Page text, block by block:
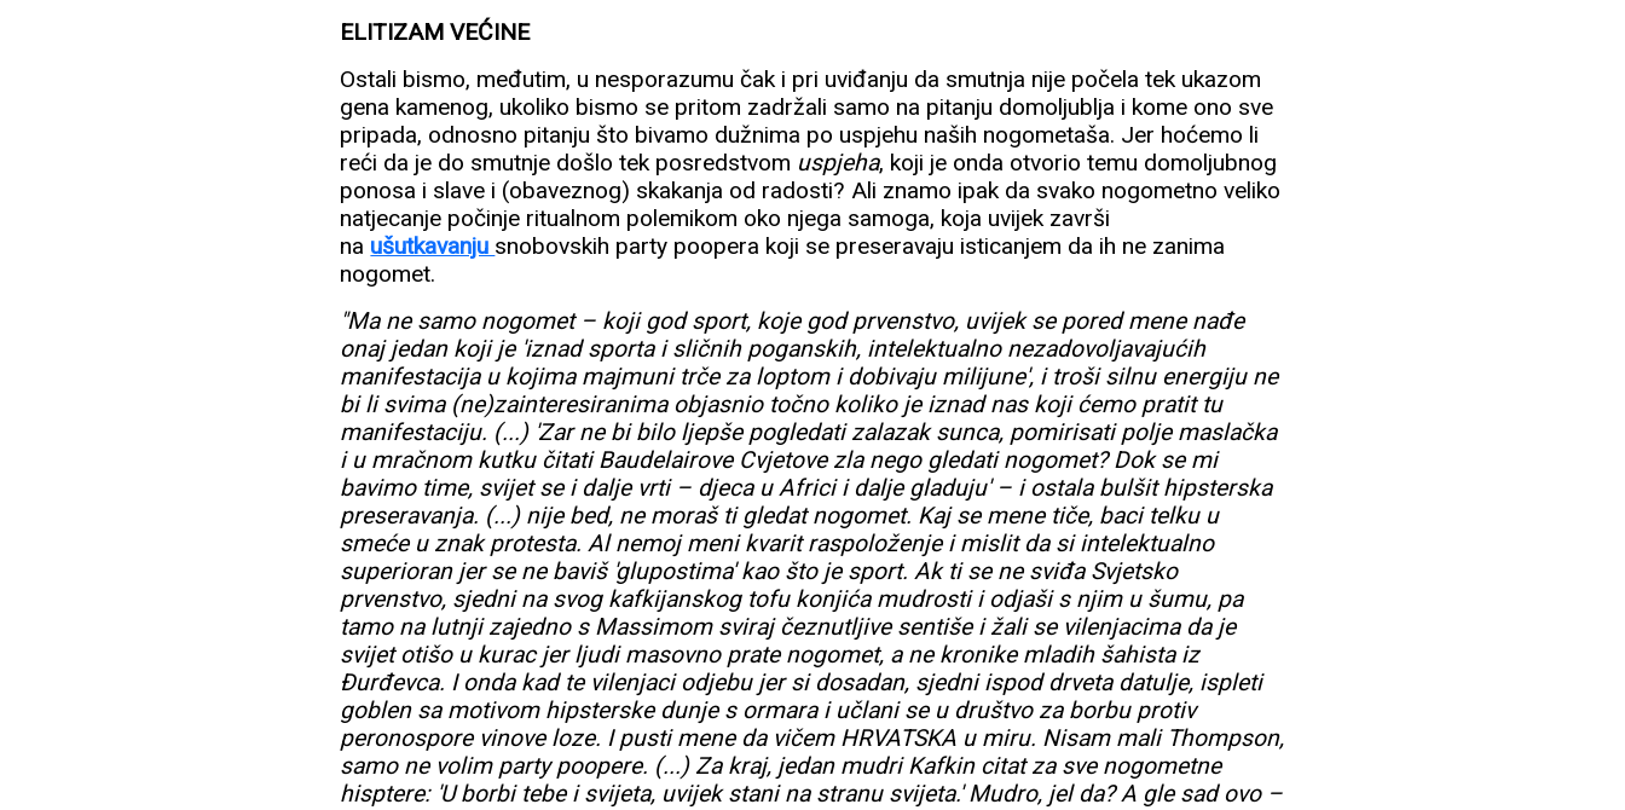
ELITIZAM VEĆINE
Ostali bismo, međutim, u nesporazumu čak i pri uviđanju da smutnja nije počela tek ukazom
gena kamenog, ukoliko bismo se pritom zadržali samo na pitanju domoljublja i kome ono sve
pripada, odnosno pitanju što bivamo dužnima po uspjehu naših nogometaša. Jer hoćemo li
reći da je do smutnje došlo tek posredstvom uspjeha, koji je onda otvorio temu domoljubnog
ponosa i slave i (obaveznog) skakanja od radosti? Ali znamo ipak da svako nogometno veliko
natjecanje počinje ritualnom polemikom oko njega samoga, koja uvijek završi
na ušutkavanju snobovskih party poopera koji se preseravaju isticanjem da ih ne zanima
nogomet.
"Ma ne samo nogomet – koji god sport, koje god prvenstvo, uvijek se pored mene nađe
onaj jedan koji je 'iznad sporta i sličnih poganskih, intelektualno nezadovoljavajućih
manifestacija u kojima majmuni trče za loptom i dobivaju milijune', i troši silnu energiju ne
bi li svima (ne)zainteresiranima objasnio točno koliko je iznad nas koji ćemo pratit tu
manifestaciju. (...) 'Zar ne bi bilo ljepše pogledati zalazak sunca, pomirisati polje maslačka
i u mračnom kutku čitati Baudelairove Cvjetove zla nego gledati nogomet? Dok se mi
bavimo time, svijet se i dalje vrti – djeca u Africi i dalje gladuju' – i ostala bulšit hipsterska
preseravanja. (...) nije bed, ne moraš ti gledat nogomet. Kaj se mene tiče, baci telku u
smeće u znak protesta. Al nemoj meni kvarit raspoloženje i mislit da si intelektualno
superioran jer se ne baviš 'glupostima' kao što je sport. Ak ti se ne sviđa Svjetsko
prvenstvo, sjedni na svog kafkijanskog tofu konjića mudrosti i odjaši s njim u šumu, pa
tamo na lutnji zajedno s Massimom sviraj čeznutljive sentiše i žali se vilenjacima da je
svijet otišo u kurac jer ljudi masovno prate nogomet, a ne kronike mladih šahista iz
Đurđevca. I onda kad te vilenjaci odjebu jer si dosadan, sjedni ispod drveta datulje, ispleti
goblen sa motivom hipsterske dunje s ormara i učlani se u društvo za borbu protiv
peronospore vinove loze. I pusti mene da vičem HRVATSKA u miru. Nisam mali Thompson,
samo ne volim party poopere. (...) Za kraj, jedan mudri Kafkin citat za sve nogometne
hisptere: 'U borbi tebe i svijeta, uvijek stani na stranu svijeta.' Mudro, jel da? A gle sad ovo –